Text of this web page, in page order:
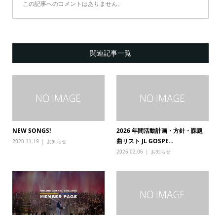
この記事へのコメントはありません。
関連記事一覧
NEW SONGS!
2020.11.19 お知らせ
2026 年間活動計画・方針・課題
曲リスト JL GOSPE...
2026.02.06 お知らせ